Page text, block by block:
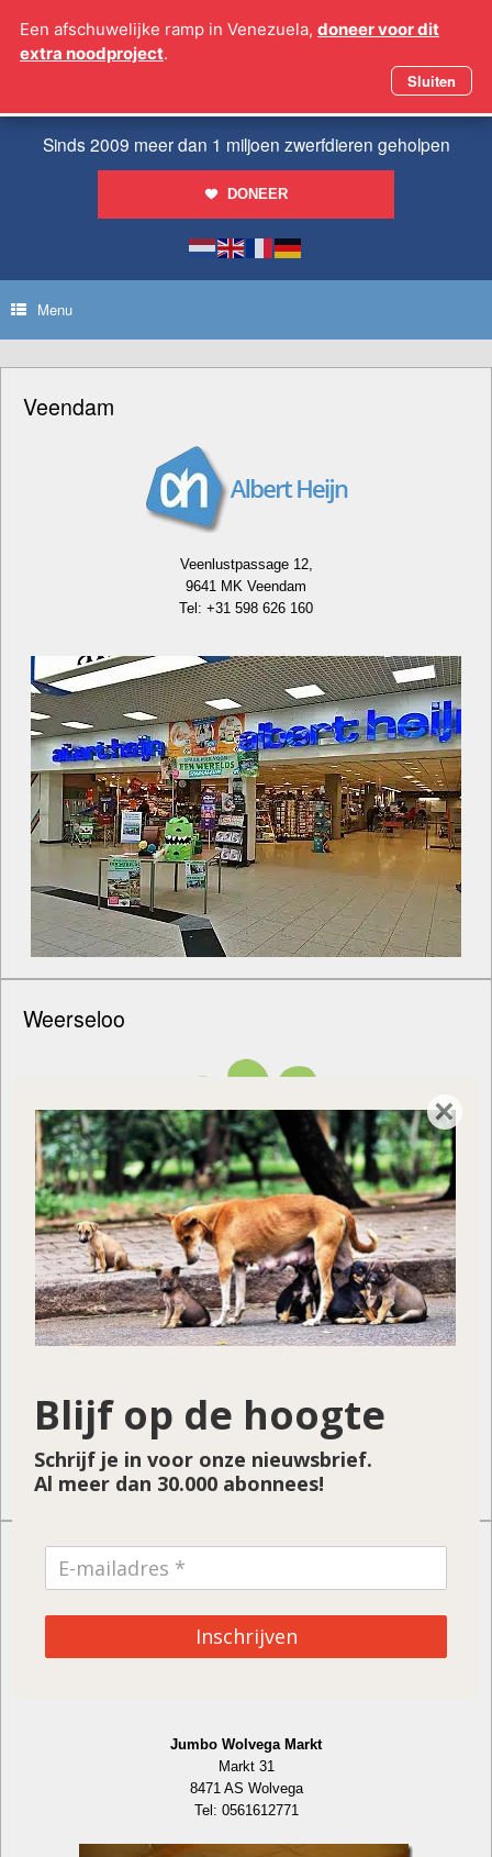
naar
Sinds 2009 meer dan 1 miljoen zwerfdieren geholpen
DONEER
Menu
Veendam
Veenlustpassage 12,
9641 MK Veendam
Tel: +31 598 626 160
Weerseloo
Bornsestraat 19
7595 LH Weerselo
Tel. 0541-661348
Wolvega
Jumbo Wolvega Markt
Markt 31
8471 AS Wolvega
Tel: 0561612771
Een afschuwelijke ramp in Venezuela, doneer voor dit
extra noodproject.
Sluiten
×
Blijf op de hoogte
Schrijf je in voor onze nieuwsbrief.
Al meer dan 30.000 abonnees!
Inschrijven